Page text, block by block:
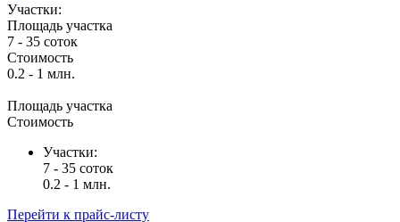
Участки:
Площадь участка
7 - 35 соток
Стоимость
0.2 - 1 млн.
Площадь участка
Стоимость
Участки:
7 - 35 соток
0.2 - 1 млн.
Перейти к прайс-листу